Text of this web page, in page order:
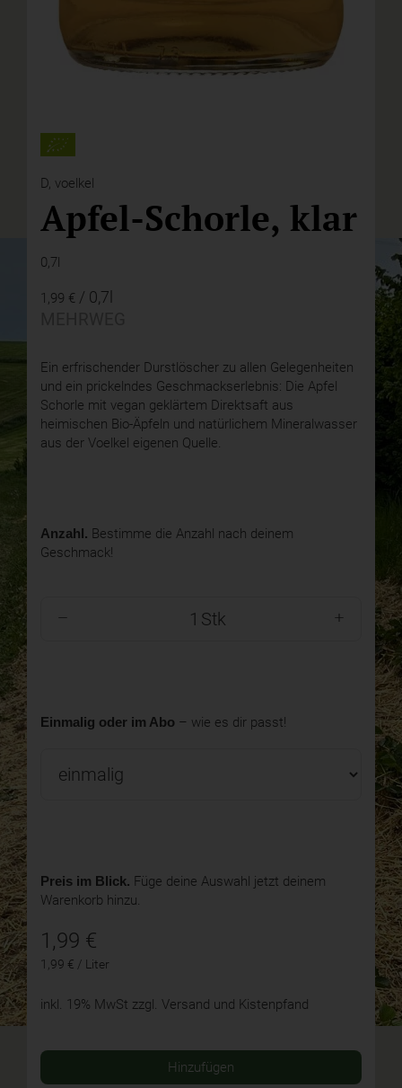
D, voelkel
Apfel-Schorle, klar
0,7l
1,99 € / 0,7l
Ein erfrischender Durstlöscher zu allen Gelegenheiten
und ein prickelndes Geschmackserlebnis: Die Apfel
Schorle mit vegan geklärtem Direktsaft aus
heimischen Bio-Äpfeln und natürlichem Mineralwasser
aus der Voelkel eigenen Quelle.
Anzahl. Bestimme die Anzahl nach deinem
Geschmack!
Stk
Einmalig oder im Abo – wie es dir passt!
Preis im Blick. Füge deine Auswahl jetzt deinem
Warenkorb hinzu.
1,99 €
1,99 € / Liter
inkl. 19% MwSt zzgl. Versand und Kistenpfand
Hinzufügen